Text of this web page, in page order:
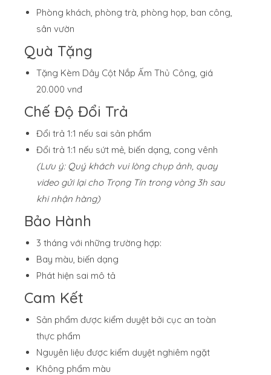
Phòng khách, phòng trà, phòng họp, ban công,
sân vườn
Quà Tặng
Tặng Kèm Dây Cột Nắp Ấm Thủ Công, giá
20.000 vnđ
Chế Độ Đổi Trả
Đổi trả 1:1 nếu sai sản phẩm
Đổi trả 1:1 nếu sứt mẻ, biến dạng, cong vênh
(Lưu ý: Quý khách vui lòng chụp ảnh, quay
video gửi lại cho Trọng Tín trong vòng 3h sau
khi nhận hàng)
Bảo Hành
3 tháng với những trường hợp:
Bay màu, biến dạng
Phát hiện sai mô tả
Cam Kết
Sản phẩm được kiểm duyệt bởi cục an toàn
thực phẩm
Nguyên liệu được kiểm duyệt nghiêm ngặt
Không phẩm màu